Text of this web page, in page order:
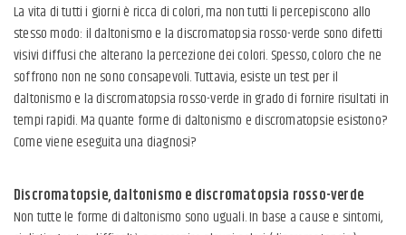
La vita di tutti i giorni è ricca di colori, ma non tutti li percepiscono allo
stesso modo: il daltonismo e la discromatopsia rosso-verde sono difetti
visivi diffusi che alterano la percezione dei colori. Spesso, coloro che ne
soffrono non ne sono consapevoli. Tuttavia, esiste un test per il
daltonismo e la discromatopsia rosso-verde in grado di fornire risultati in
tempi rapidi. Ma quante forme di daltonismo e discromatopsie esistono?
Come viene eseguita una diagnosi?
Discromatopsie, daltonismo e discromatopsia rosso-verde
Non tutte le forme di daltonismo sono uguali. In base a cause e sintomi,